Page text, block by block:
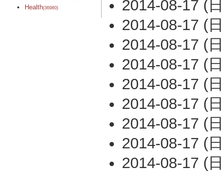
Health(36980)
2014-08-17 (
2014-08-17 (
2014-08-17 (
2014-08-17 (
2014-08-17 (
2014-08-17 (
2014-08-17 (
2014-08-17 (
2014-08-17 (